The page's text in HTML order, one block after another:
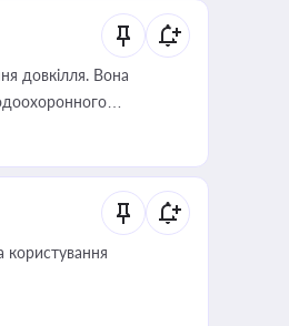
довкілля. Вона
користування